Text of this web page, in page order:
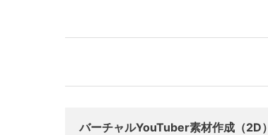
バーチャルYouTuber素材作成（2D